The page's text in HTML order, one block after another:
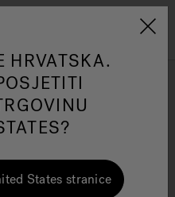
Jacuzzi&reg; EMEA
Spas
HRVATSKA.
States stranice